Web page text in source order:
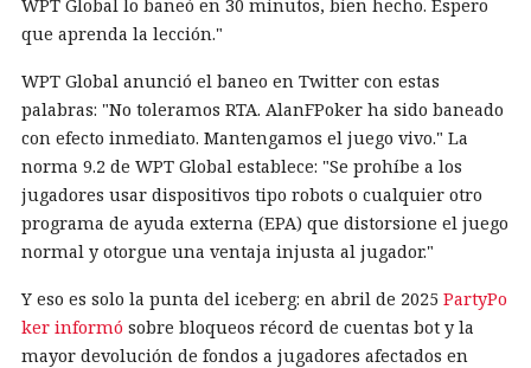
WPT Global lo baneó en 30 minutos, bien hecho. Espero
que aprenda la lección."
WPT Global anunció el baneo en Twitter con estas
palabras: "No toleramos RTA. AlanFPoker ha sido baneado
con efecto inmediato. Mantengamos el juego vivo." La
norma 9.2 de WPT Global establece: "Se prohíbe a los
jugadores usar dispositivos tipo robots o cualquier otro
programa de ayuda externa (EPA) que distorsione el juego
normal y otorgue una ventaja injusta al jugador."
Y eso es solo la punta del iceberg: en abril de 2025 PartyPo
ker informó sobre bloqueos récord de cuentas bot y la
mayor devolución de fondos a jugadores afectados en